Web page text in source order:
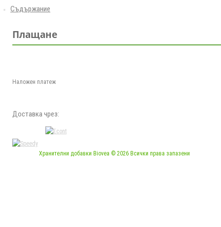
Съдържание
Плащане
Наложен платеж
Доставка чрез:
Хранителни добавки Biovea © 2026 Всички права запазени